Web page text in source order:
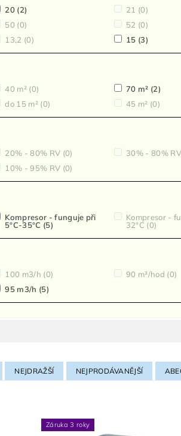
20 (2) 21 (0)
50 (0) 52 (0)
13,2 (0) 15 (3)
40 m² (0) 70 m² (2)
do 15 m² (0) 45 m² (0)
20% - 80% RV (0) 30% - 80% RV
10% - 95% RV (0)
Kompresor - funguje při
5°C-35°C (5)
Kompresor -
32°C (0)
100 m3/h (0) 90 m³/hod (0)
95 m3/h (5)
NEJDRAŽŠÍ NEJPRODÁVANĚJŠÍ
Záruka 3 roky